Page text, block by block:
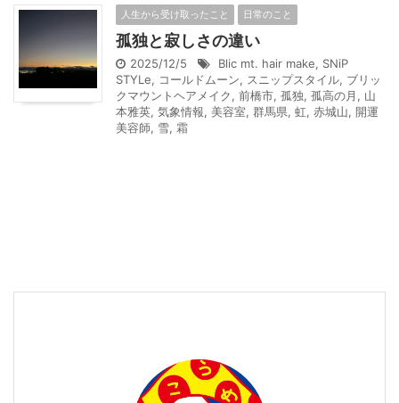
人生から受け取ったこと 日常のこと
孤独と寂しさの違い
2025/12/5 Blic mt. hair make, SNiP
STYLe, コールドムーン, スニップスタイル, ブリッ
クマウントヘアメイク, 前橋市, 孤独, 孤高の月 , 山
本雅英, 気象情報, 美容室, 群馬県, 虹, 赤城山, 開運
美容師, 雪, 霜